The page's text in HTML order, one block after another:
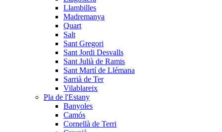
Llambilles
Madremanya
Quart
Salt
Sant Gregori
Sant Jordi Desvalls
Sant Julià de Ramis
Sant Martí de Llémana
Sarrià de Ter
Vilablareix
Pla de l'Estany
Banyoles
Camós
Cornellà de Terri